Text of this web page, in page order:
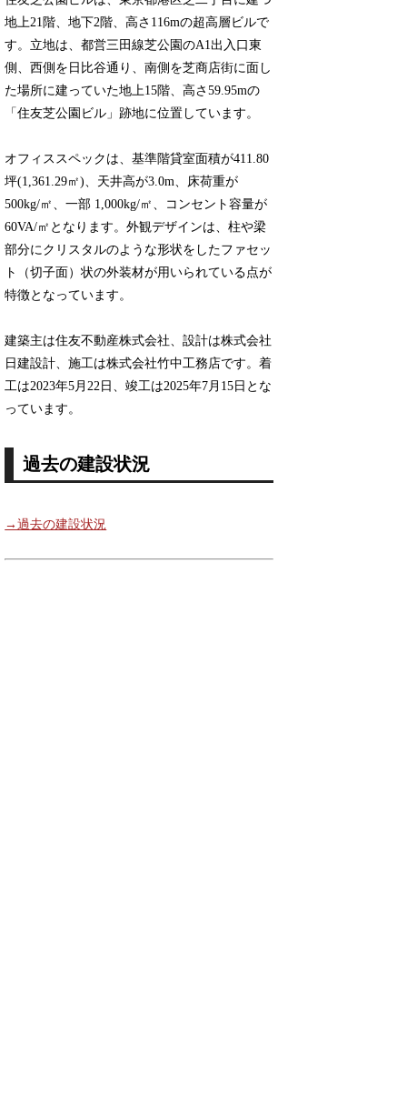
地上21階、地下2階、高さ116mの超高層ビルで
す。立地は、都営三田線芝公園のA1出入口東
側、西側を日比谷通り、南側を芝商店街に面し
た場所に建っていた地上15階、高さ59.95mの
「住友芝公園ビル」跡地に位置しています。
オフィススペックは、基準階貸室面積が411.80
坪(1,361.29㎡)、天井高が3.0m、床荷重が
500kg/㎡、一部 1,000kg/㎡、コンセント容量が
60VA/㎡となります。外観デザインは、柱や梁
部分にクリスタルのような形状をしたファセッ
ト（切子面）状の外装材が用いられている点が
特徴となっています。
建築主は住友不動産株式会社、設計は株式会社
日建設計、施工は株式会社竹中工務店です。着
工は2023年5月22日、竣工は2025年7月15日とな
っています。
過去の建設状況
→過去の建設状況